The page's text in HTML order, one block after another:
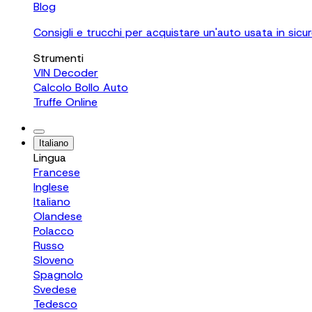
Blog
Consigli e trucchi per acquistare un'auto usata in
Strumenti
VIN Decoder
Calcolo Bollo Auto
Truffe Online
Italiano
Lingua
Francese
Inglese
Italiano
Olandese
Polacco
Russo
Sloveno
Spagnolo
Svedese
Tedesco